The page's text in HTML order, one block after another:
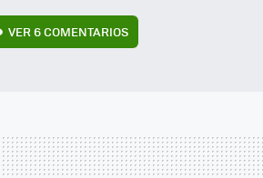
VER6 COMENTARIOS